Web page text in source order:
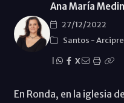
Ana María
27/12/2022
Santos -
X
En Ronda, en la iglesia